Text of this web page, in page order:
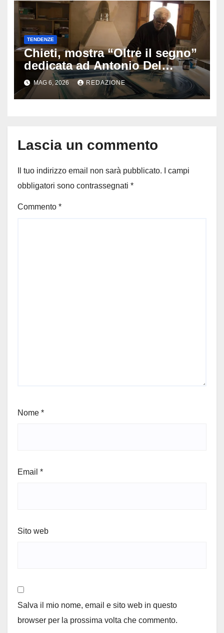
TENDENZE
Chieti, mostra “Oltre il segno”
dedicata ad Antonio Del
Donno: opere e sculture nel
cuore della città
MAG 6, 2026 REDAZIONE
Lascia un commento
Il tuo indirizzo email non sarà pubblicato.
I campi
obbligatori sono contrassegnati *
Commento *
Nome *
Email *
Sito web
Salva il mio nome, email e sito web in questo
browser per la prossima volta che commento.